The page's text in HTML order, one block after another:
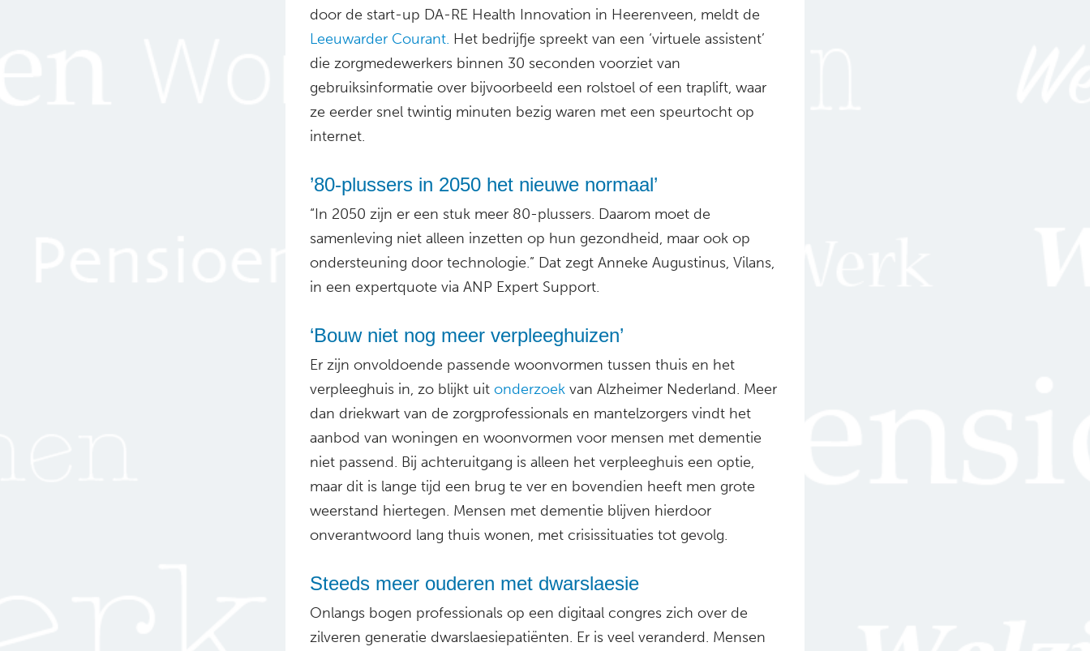
door de start-up DA-RE Health Innovation in Heerenveen, meldt de
Leeuwarder Courant. Het bedrijfje spreekt van een ‘virtuele assistent’
die zorgmedewerkers binnen 30 seconden voorziet van
gebruiksinformatie over bijvoorbeeld een rolstoel of een traplift, waar
ze eerder snel twintig minuten bezig waren met een speurtocht op
internet.
’80-plussers in 2050 het nieuwe normaal’
“In 2050 zijn er een stuk meer 80-plussers. Daarom moet de
samenleving niet alleen inzetten op hun gezondheid, maar ook op
ondersteuning door technologie.” Dat zegt Anneke Augustinus, Vilans,
in een expertquote via ANP Expert Support.
‘Bouw niet nog meer verpleeghuizen’
Er zijn onvoldoende passende woonvormen tussen thuis en het
verpleeghuis in, zo blijkt uit onderzoek van Alzheimer Nederland. Meer
dan driekwart van de zorgprofessionals en mantelzorgers vindt het
aanbod van woningen en woonvormen voor mensen met dementie
niet passend. Bij achteruitgang is alleen het verpleeghuis een optie,
maar dit is lange tijd een brug te ver en bovendien heeft men grote
weerstand hiertegen. Mensen met dementie blijven hierdoor
onverantwoord lang thuis wonen, met crisissituaties tot gevolg.
Steeds meer ouderen met dwarslaesie
Onlangs bogen professionals op een digitaal congres zich over de
zilveren generatie dwarslaesiepatiënten. Er is veel veranderd. Mensen